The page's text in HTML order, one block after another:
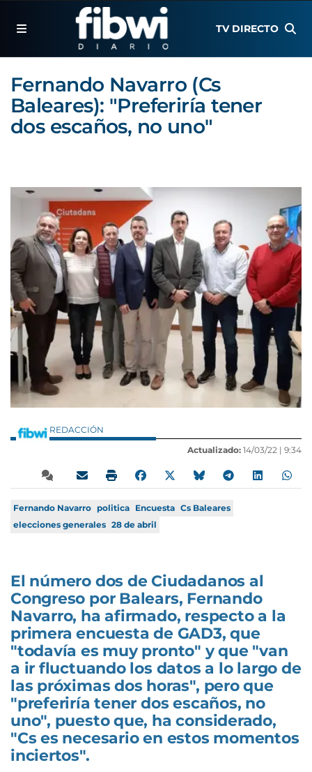
TV DIRECTO
Fernando Navarro (Cs
Baleares): "Preferiría tener
dos escaños, no uno"
REDACCIÓN
Actualizado: 14/03/22 | 9:34
Fernando Navarro politica Encuesta Cs Baleares
elecciones generales 28 de abril
El número dos de Ciudadanos al
Congreso por Balears, Fernando
Navarro, ha afirmado, respecto a la
primera encuesta de GAD3, que
"todavía es muy pronto" y que "van
a ir fluctuando los datos a lo largo de
las próximas dos horas", pero que
"preferiría tener dos escaños, no
uno", puesto que, ha considerado,
"Cs es necesario en estos momentos
inciertos".